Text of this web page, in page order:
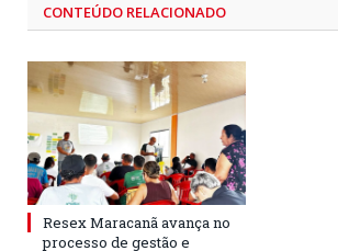
CONTEÚDO RELACIONADO
Resex Maracanã avança no
processo de gestão e